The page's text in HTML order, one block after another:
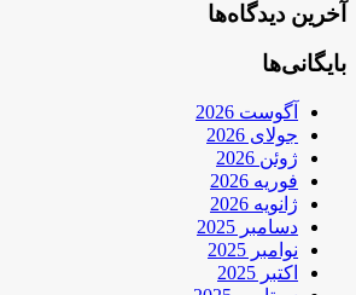
آخرین دیدگاه‌ها
بایگانی‌ها
آگوست 2026
جولای 2026
ژوئن 2026
فوریه 2026
ژانویه 2026
دسامبر 2025
نوامبر 2025
اکتبر 2025